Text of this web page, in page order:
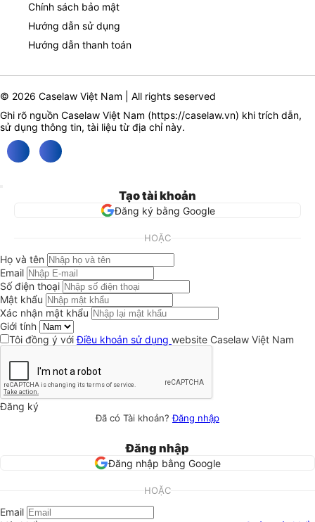
Chính sách bảo mật
Hướng dẫn sử dụng
Hướng dẫn thanh toán
© 2026 Caselaw Việt Nam | All rights seserved
Ghi rõ nguồn Caselaw Việt Nam (https://caselaw.vn) khi trích dẫn,
sử dụng thông tin, tài liệu từ địa chỉ này.
Tạo tài khoản
Đăng ký bằng Google
HOẶC
Họ và tên
Email
Số điện thoại
Mật khẩu
Xác nhận mật khẩu
Giới tính
Tôi đồng ý vớiĐiều khoản sử dụng website Caselaw Việt Nam
Đăng ký
Đã có Tài khoản?Đăng nhập
Đăng nhập
Đăng nhập bằng Google
HOẶC
Email